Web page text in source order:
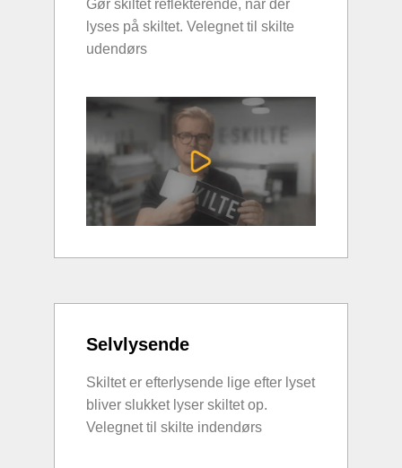
Gør skiltet reflekterende, når der
lyses på skiltet. Velegnet til skilte
udendørs
Selvlysende
Skiltet er efterlysende lige efter lyset
bliver slukket lyser skiltet op.
Velegnet til skilte indendørs